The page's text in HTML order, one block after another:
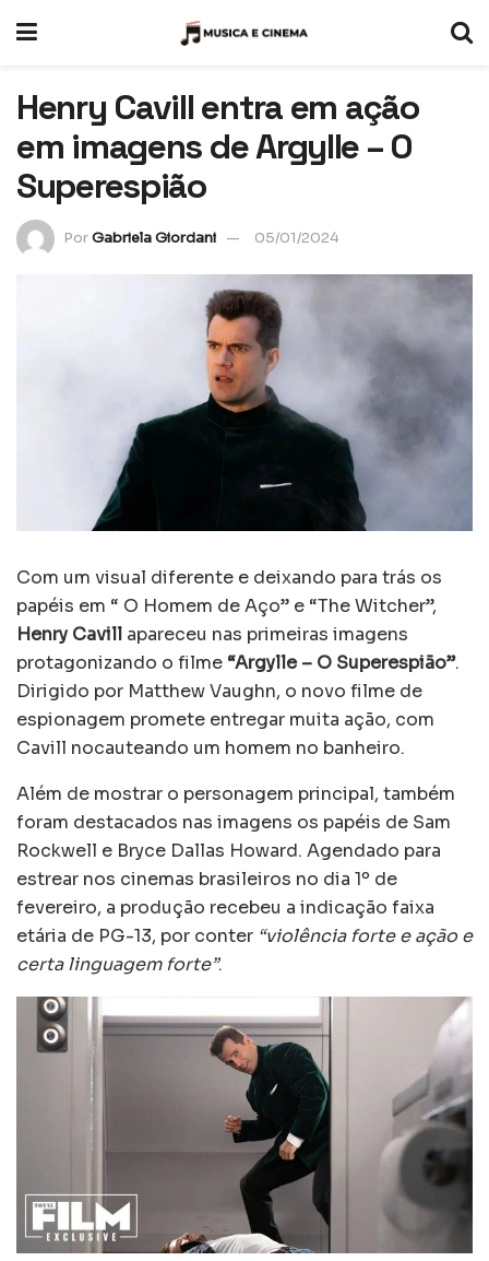
Henry Cavill entra em ação
em imagens de Argylle – O
Superespião
PorGabriela Giordani 05/01/2024
Com um visual diferente e deixando para trás os
papéis em “ O Homem de Aço” e “The Witcher”,
Henry Cavill apareceu nas primeiras imagens
protagonizando o filme “Argylle – O Superespião”.
Dirigido por Matthew Vaughn, o novo filme de
espionagem promete entregar muita ação, com
Cavill nocauteando um homem no banheiro.
Além de mostrar o personagem principal, também
foram destacados nas imagens os papéis de Sam
Rockwell e Bryce Dallas Howard. Agendado para
estrear nos cinemas brasileiros no dia 1º de
fevereiro, a produção recebeu a indicação faixa
etária de PG-13, por conter “violência forte e ação e
certa linguagem forte”.